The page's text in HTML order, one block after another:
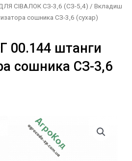
СІВАЛОК СЗ-3,6 (СЗ-5,4) / Вкладиш
сошника СЗ-3,6 (сухар)
00.144 штанги
сошника СЗ-3,6